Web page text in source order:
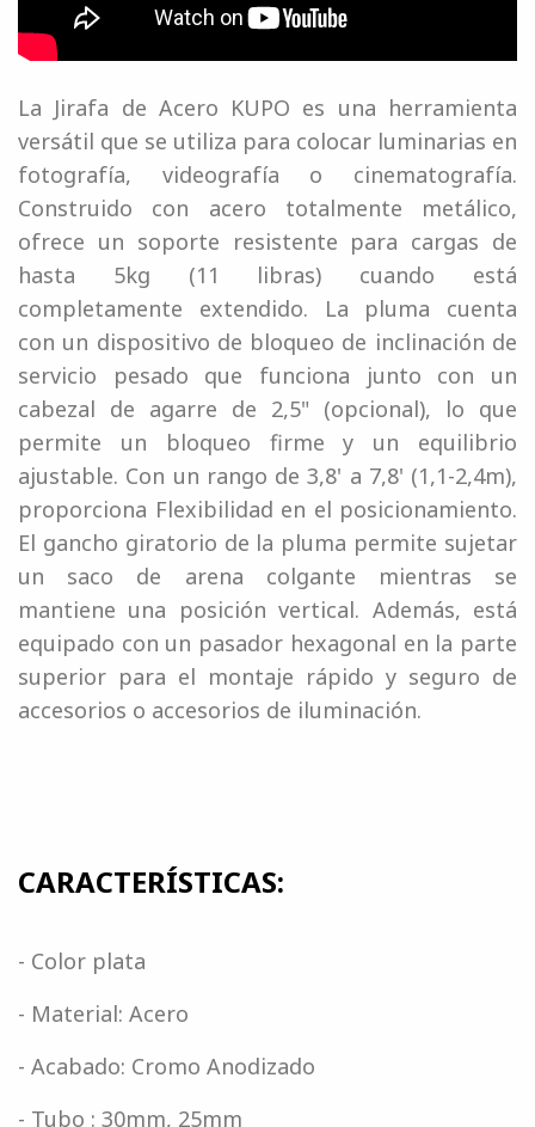
La Jirafa de Acero KUPO es una herramienta
versátil que se utiliza para colocar luminarias en
fotografía, videografía o cinematografía.
Construido con acero totalmente metálico,
ofrece un soporte resistente para cargas de
hasta 5kg (11 libras) cuando está
completamente extendido. La pluma cuenta
con un dispositivo de bloqueo de inclinación de
servicio pesado que funciona junto con un
cabezal de agarre de 2,5" (opcional), lo que
permite un bloqueo firme y un equilibrio
ajustable. Con un rango de 3,8' a 7,8' (1,1-2,4m),
proporciona Flexibilidad en el posicionamiento.
El gancho giratorio de la pluma permite sujetar
un saco de arena colgante mientras se
mantiene una posición vertical. Además, está
equipado con un pasador hexagonal en la parte
superior para el montaje rápido y seguro de
accesorios o accesorios de iluminación.
CARACTERÍSTICAS:
- Color plata
- Material: Acero
- Acabado: Cromo Anodizado
- Tubo : 30mm, 25mm